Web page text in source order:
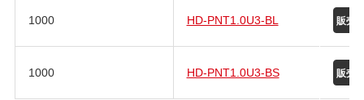
1000 HD-PNT1.0U3-BL
1000 HD-PNT1.0U3-BS